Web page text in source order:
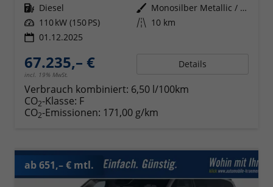
Kraftstoff Diesel Außenfarbe
Monosilber Metallic / Energetic Orange Metallic
Leistung 110 kW (150 PS) Kilometerstand 10 km
01.12.2025
67.235,– €
incl. 19% MwSt.
Details
Verbrauch kombiniert: 6,50 l/100km
CO2-Klasse: F
CO2-Emissionen: 171,00 g/km
ab 651,– € mtl.